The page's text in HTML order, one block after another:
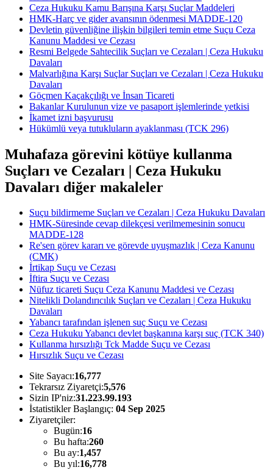
Ceza Hukuku Kamu Barışına Karşı Suçlar Maddeleri
HMK-Harç ve gider avansının ödenmesi MADDE-120
Devletin güvenliğine ilişkin bilgileri temin etme Suçu Ceza
Kanunu Maddesi ve Cezası
Resmi Belgede Sahtecilik Suçları ve Cezaları | Ceza Hukuku
Davaları
Malvarlığına Karşı Suçlar Suçları ve Cezaları | Ceza Hukuku
Davaları
Göçmen Kaçakçılığı ve İnsan Ticareti
Bakanlar Kurulunun vize ve pasaport işlemlerinde yetkisi
İkamet izni başvurusu
Hükümlü veya tutukluların ayaklanması (TCK 296)
Muhafaza görevini kötüye kullanma
Suçları ve Cezaları | Ceza Hukuku
Davaları diğer makaleler
Suçu bildirmeme Suçları ve Cezaları | Ceza Hukuku Davaları
HMK-Süresinde cevap dilekçesi verilmemesinin sonucu
MADDE-128
Re'sen görev kararı ve görevde uyuşmazlık | Ceza Kanunu
(CMK)
İrtikap Suçu ve Cezası
İftira Suçu ve Cezası
Nüfuz ticareti Suçu Ceza Kanunu Maddesi ve Cezası
Nitelikli Dolandırıcılık Suçları ve Cezaları | Ceza Hukuku
Davaları
Yabancı tarafından işlenen suç Suçu ve Cezası
Ceza Hukuku Yabancı devlet başkanına karşı suç (TCK 340)
Kullanma hırsızlığı Tck Madde Suçu ve Cezası
Hırsızlık Suçu ve Cezası
Site Sayacı:16,777
Tekrarsız Ziyaretçi:5,576
Sizin IP'niz:31.223.99.193
İstatistikler Başlangıç: 04 Sep 2025
Ziyaretçiler:
Bugün:16
Bu hafta:260
Bu ay:1,457
Bu yıl:16,778